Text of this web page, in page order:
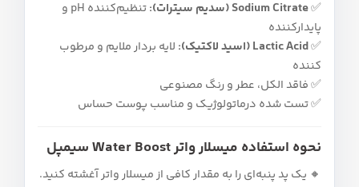
✅Sodium Citrate (سدیم سیترات):
تنظیم‌کننده pH و
پایدارکننده
✅Lactic Acid (اسید لاکتیک):
لایه‌ بردار ملایم و مرطوب‌
کننده
✅ فاقد الکل، عطر و رنگ مصنوعی
✅ تست شده درماتولوژیک و مناسب پوست حساس
نحوه استفاده میسلار واتر Water Boost سیمپل
🔸 یک پد پنبه‌ای را به مقدار کافی از میسلار واتر آغشته کنید.